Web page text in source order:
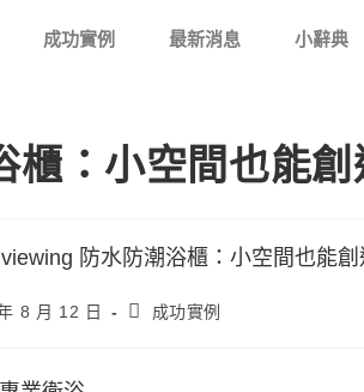
成功實例 最新消息 小辭典
櫃：小空間也能
8 月 12 日 成功實例